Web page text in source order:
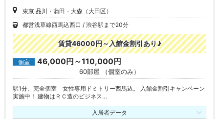
東京 品川・蒲田・大森（大田区）
都営浅草線西馬込西口
渋谷駅まで20分
賃貸46000円～入館金割引あり♪
個室 46,000円～110,000円
60部屋 （個室のみ）
駅1分、完全個室 女性専用ドミトリー西馬込。 入館金割引キャンペーン
実施中！ 建物はＲＣ造のビジネス…
入居者データ